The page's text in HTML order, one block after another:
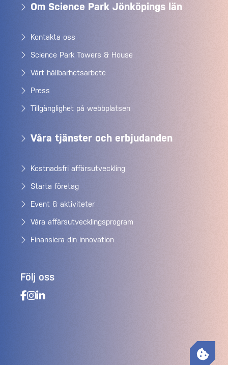
Om Science Park Jönköpings län
Kontakta oss
Science Park Towers & House
Vårt hållbarhetsarbete
Press
Tillgänglighet på webbplatsen
Våra tjänster och erbjudanden
Kostnadsfri affärsutveckling
Starta företag
Event & aktiviteter
Våra affärsutvecklingsprogram
Finansiera din innovation
Följ oss